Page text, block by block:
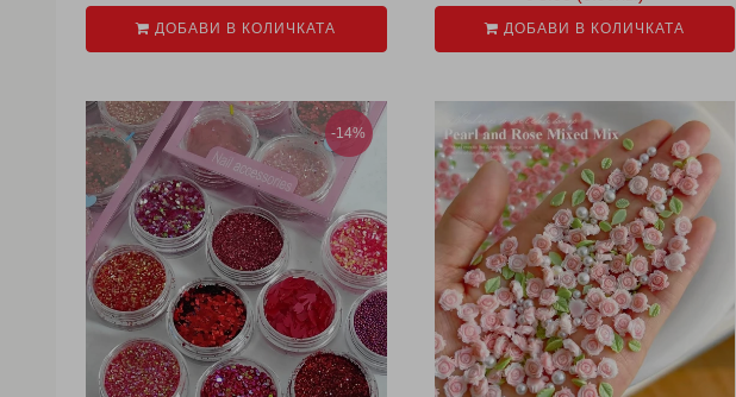
ДОБАВИ В КОЛИЧКАТА ДОБАВИ В КОЛИЧКАТА
-14%